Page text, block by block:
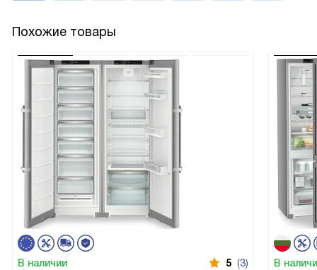
Похожие товары
В наличии 5 (3) В